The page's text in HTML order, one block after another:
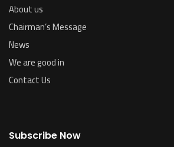
About us
Chairman’s Message
News
We are good in
Contact Us
Subscribe Now